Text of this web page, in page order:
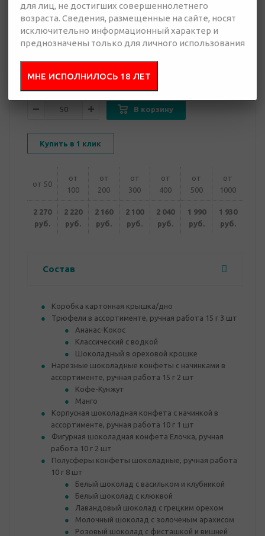
Отправить
запрос
Добавить в
В корзину
Купить в 1 клик
от 50
от
100
от
200
от
300
от
400
от
500
от
1000
2 270
руб.
2 220
руб.
2 160
руб.
2 100
руб.
2 040
руб.
1 990
руб.
1 930
руб.
Состав
Коробка картонная крышка/дно
Трюфели в ассортименте, ручная работа 15 г 3 шт
Ананас-Кокос
Классический с водкой
Шоколадный в ореховой крошке
Нарезные шоколадные конфеты с начинками в
ассортименте, ручная работа 15 г 2 шт
Кофе-Кунжут
Манго
Корпусная шоколадная конфета с начинкой в
ассортименте, ручная работа 10 г 1 шт
Фигурная шоколадная конфета Елочка, ручная
работа 10 г 2 шт
Полусферы конфеты шоколадные, ручная работа
10 г 8 шт
Белый шоколад с васильком и клубникой
Белый шоколад с клюквой
Лавандовый шоколад с грецким орехом
Молочный шоколад с золоченым арахисом
Розовый шоколад с фисташкой и вишней
для лиц, не достигших совершеннолетнего
возраста. Сведения, размещенные на сайте, носят
исключительно информационный характер и
преднозначены только для личного использования
МНЕ ИСПОЛНИЛОСЬ 18 ЛЕТ